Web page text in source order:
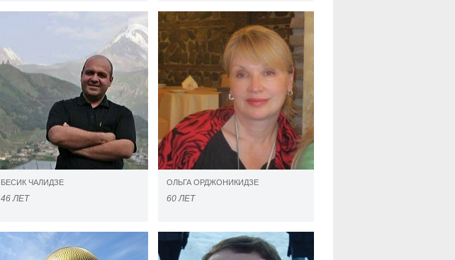
БЕСИК ЧАЛИДЗЕ
46 ЛЕТ
ОЛЬГА ОРДЖОНИКИДЗЕ
60 ЛЕТ